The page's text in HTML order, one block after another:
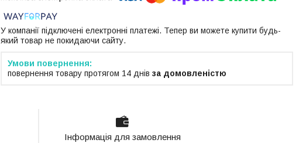
У компанії підключені електронні платежі. Тепер ви можете купити будь-
який товар не покидаючи сайту.
повернення товару протягом 14 днів за домовленістю
Інформація для замовлення